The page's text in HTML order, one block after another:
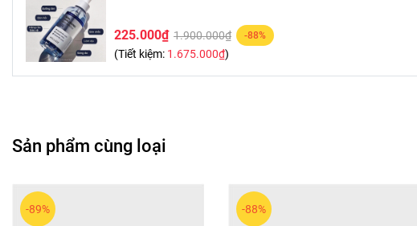
225.000₫ 1.900.000₫ -88%
(Tiết kiệm: 1.675.000₫)
Sản phẩm cùng loại
-89% -88%